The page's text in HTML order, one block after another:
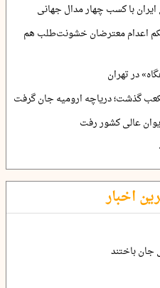
با کسب چهار مدال جهانی
اعدام معترضان خشونت‌طلب هم
در تهران
عالی کشور رفت
اخبار